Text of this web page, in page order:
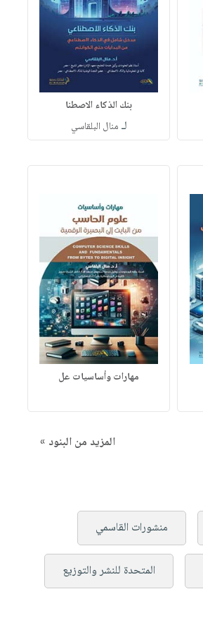
بنك الذكاء الاصطنا
لـ منال البلقاسي
مهارات وأساسيات عل
المزيد من البنود »
منشورات القاسمي
المتحدة للنشر والتوزيع